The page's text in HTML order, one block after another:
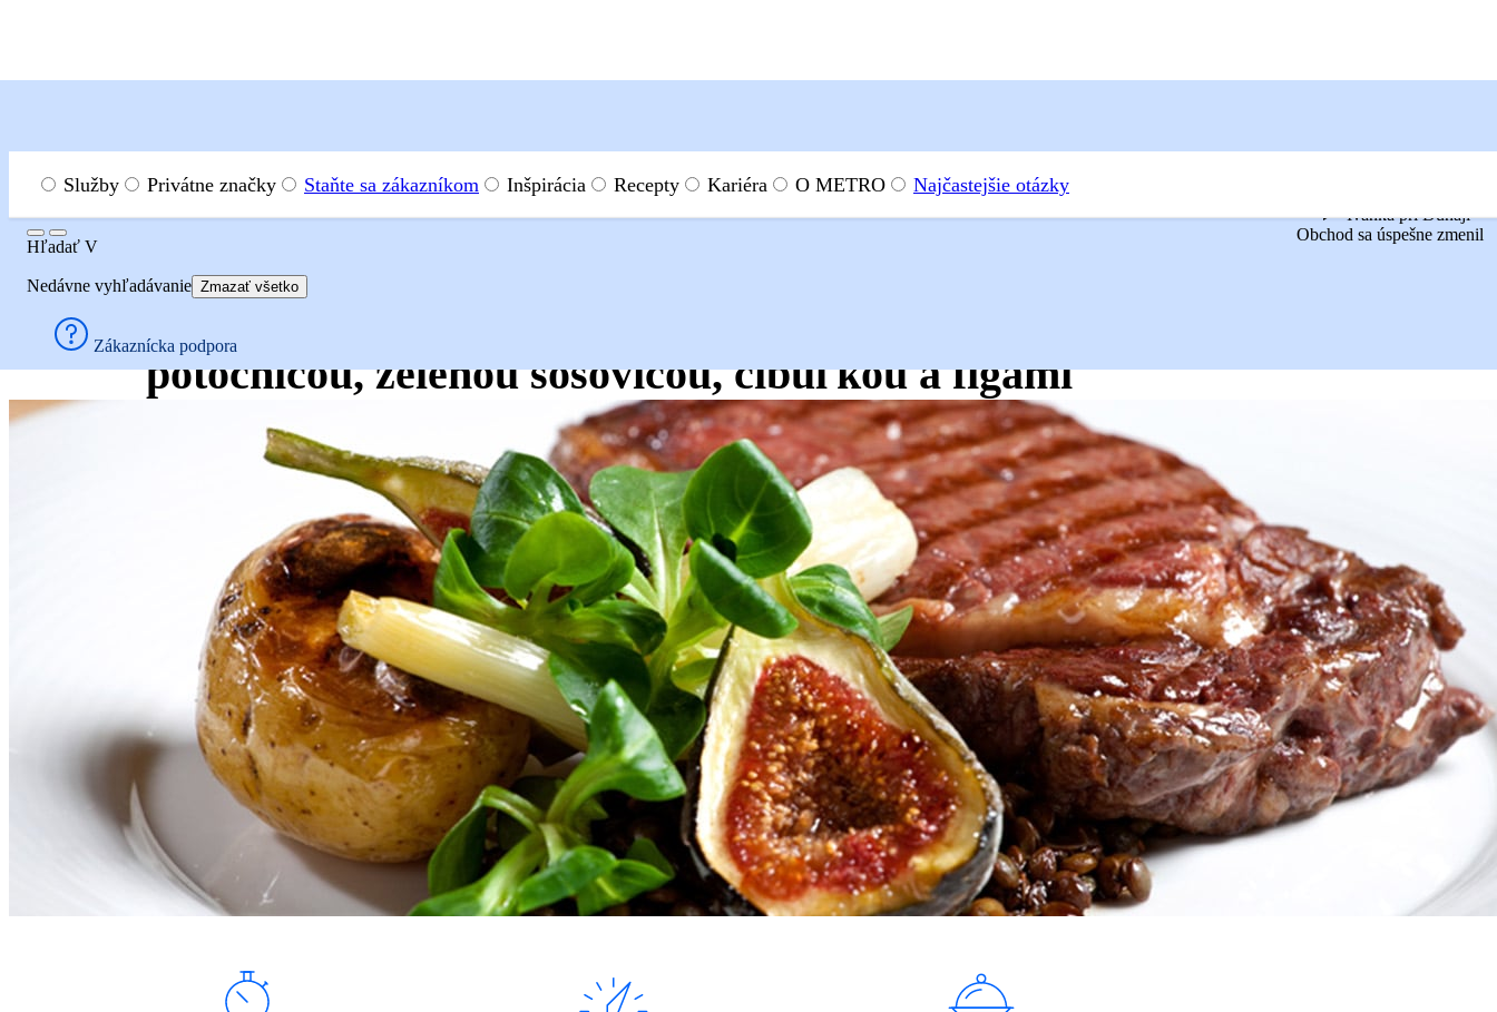
Menu
Hľadať
Hľadať V
Nedávne vyhľadávanie Zmazať všetko
Zákaznícka podpora
Ivanka pri Dunaji
Obchod sa úspešne zmenil
Služby Privátne značky Staňte sa zákazníkom Inšpirácia Recepty Kariéra O METRO Najčastejšie otázky
potočnicou, zelenou šošovicou, cibuľkou a figami